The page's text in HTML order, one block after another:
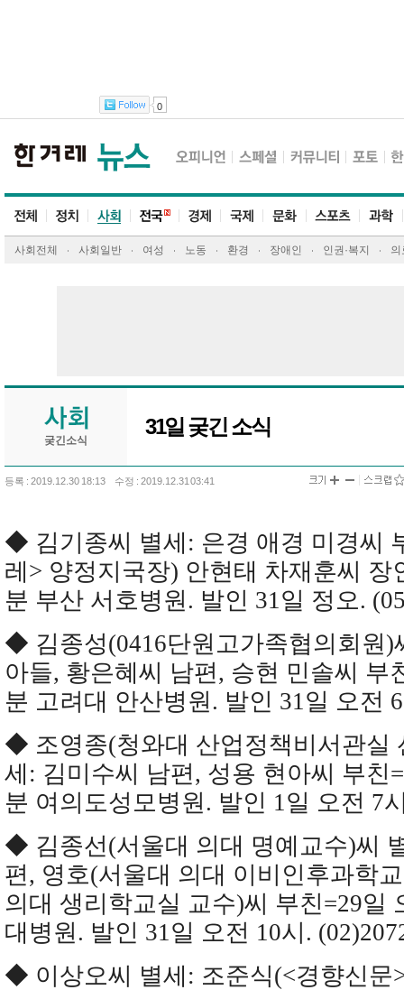
0
사회전체 사회일반 여성 노동 환경 장애인 인권·복지 의
궂긴소식
31일 궂긴 소식
등록 : 2019.12.30 18:13 수정 : 2019.12.31 03:41
◆ 김기종씨 별세: 은경 애경 미경씨
레> 양정지국장) 안현태 차재훈씨 장
분 부산 서호병원. 발인 31일 정오.
◆ 김종성(0416단원고가족협의회원)
아들, 황은혜씨 남편, 승현 민솔씨 부
분 고려대 안산병원. 발인 31일 오전
◆ 조영종(청와대 산업정책비서관실
세: 김미수씨 남편, 성용 현아씨 부친
분 여의도성모병원. 발인 1일 오전 7
◆ 김종선(서울대 의대 명예교수)씨
편, 영호(서울대 의대 이비인후과학
의대 생리학교실 교수)씨 부친=29일
대병원. 발인 31일 오전 10시.
◆ 이상오씨 별세: 조준식(<경향신문